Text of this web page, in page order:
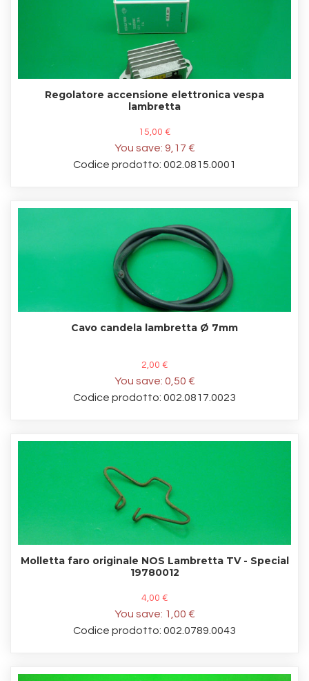
Regolatore accensione elettronica vespa
lambretta
15,00 €
You save: 9,17 €
Codice prodotto: 002.0815.0001
Cavo candela lambretta Ø 7mm
2,00 €
You save: 0,50 €
Codice prodotto: 002.0817.0023
Molletta faro originale NOS Lambretta TV - Special
19780012
4,00 €
You save: 1,00 €
Codice prodotto: 002.0789.0043